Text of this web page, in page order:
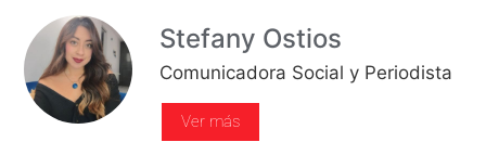
Stefany Ostios
Comunicadora Social y Periodista
Ver más